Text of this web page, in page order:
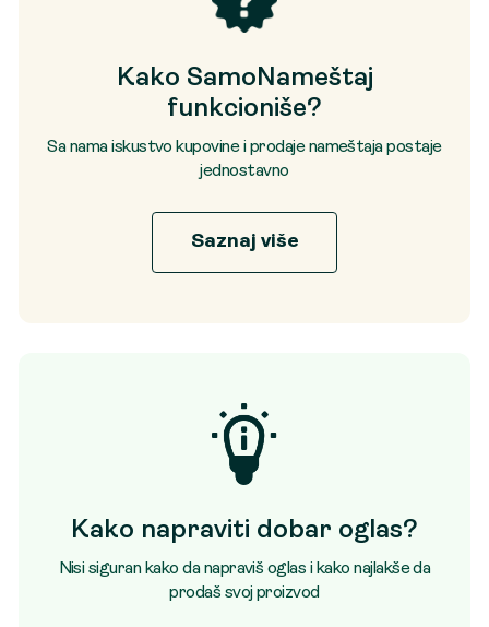
Kako SamoNameštaj
funkcioniše?
Sa nama iskustvo kupovine i prodaje nameštaja postaje
jednostavno
Saznaj više
Kako napraviti dobar oglas?
Nisi siguran kako da napraviš oglas i kako najlakše da
prodaš svoj proizvod